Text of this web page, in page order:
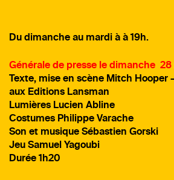
Du dimanche au mardi à à 19h.
Générale de presse le dimanche 28
Texte, mise en scène Mitch Hooper
aux Editions Lansman
Lumières Lucien Abline
Costumes Philippe Varache
Son et musique Sébastien Gorski
Jeu Samuel Yagoubi
Durée 1h20